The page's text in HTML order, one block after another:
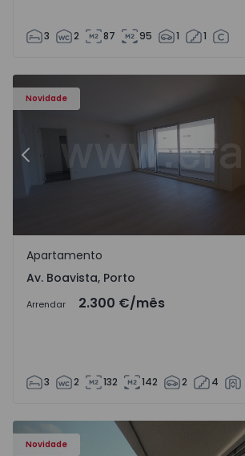
3 2 87 95 1 1
Novidade
Apartamento T3 Porto, Av. Boavista -
Anterior
Av. Boavista, Porto
Apartamento
Av. Boavista, Porto
Arrendar 2.300 €/mês
3 2 132 142 2 4
Novidade
Apartamento T2 Porto, Av. Boavista -